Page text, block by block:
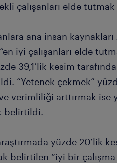
çalışanları elde
ana insan
iyi çalışanları elde
39,1’lik kesim
“Yetenek çekmek”
verimliliği arttırmak ise
belirtildi.
yüzde 20’lik
belirtilen “iyi bir